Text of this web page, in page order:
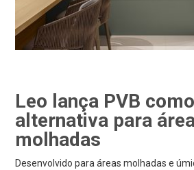
Leo lança PVB
alternativa para
molhadas
Desenvolvido para áreas molhadas e